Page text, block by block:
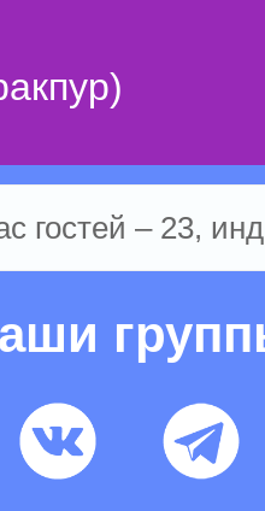
гостей – 23,